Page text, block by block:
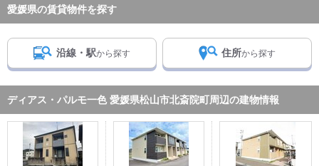
愛媛県の賃貸物件を探す
沿線・駅から探す 住所から探す
ディアス・パルモ一色 愛媛県松山市北斎院町周辺の建物情報